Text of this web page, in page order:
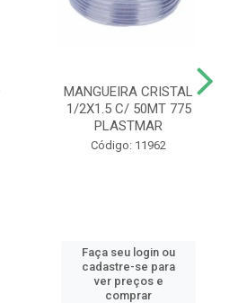
MANGUEIRA CRISTAL
1/2X1.5 C/ 50MT 775
PLASTMAR
Código: 11962
Faça seu login ou
cadastre-se para
ver preços e
comprar